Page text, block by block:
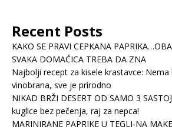
Recent Posts
KAKO SE PRAVI CEPKANA
SVAKA DOMAĆICA TREBA DA ZNA
Najbolji recept za kisele krastavce: Nema
vinobrana, sve je prirodno
NIKAD BRŽI DESERT OD SAMO 3
kuglice bez pečenja, raj za nepca!
MARINIRANE PAPRIKE U TEGLI-NA